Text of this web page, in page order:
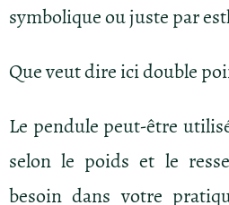
symbolique ou juste par
Que veut dire ici double
Le pendule peut-être
selon le poids et le
besoin dans votre